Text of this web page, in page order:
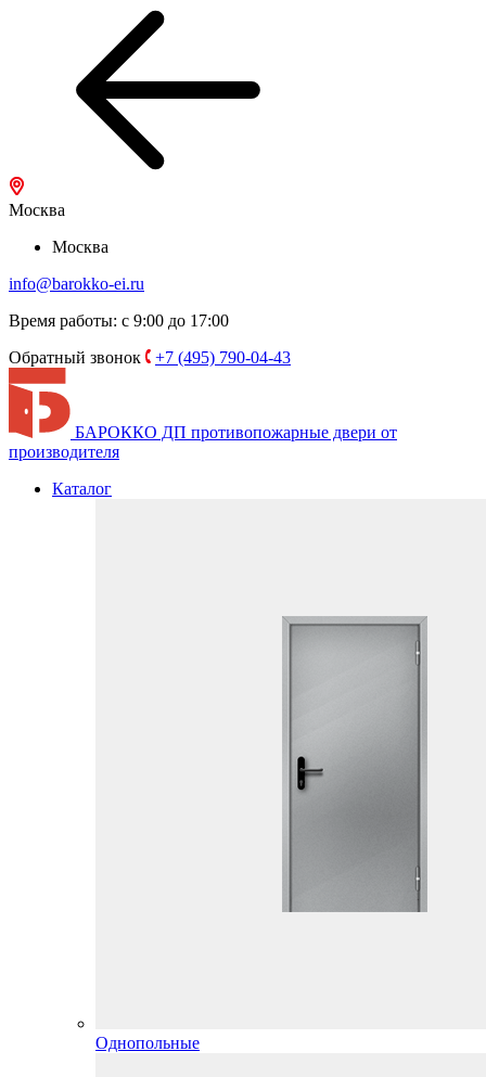
Москва
Москва
info@barokko-ei.ru
Время работы: с 9:00 до 17:00
Обратный звонок
+7 (495) 790-04-43
БАРОККО ДП противопожарные двери от
производителя
Каталог
Однопольные